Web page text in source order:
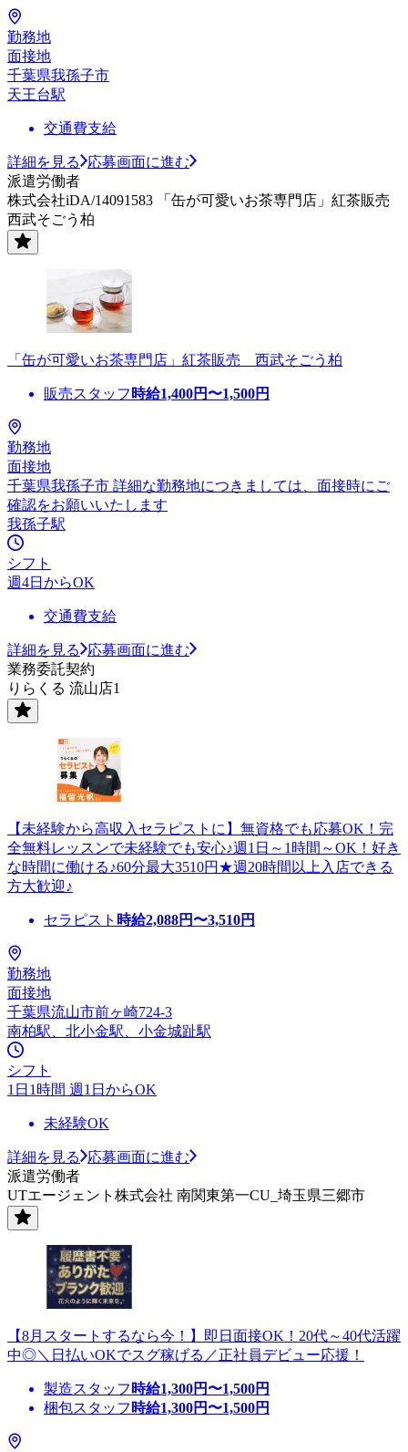
勤務地
面接地
千葉県我孫子市
天王台駅
交通費支給
詳細を見る
応募画面に進む
派遣労働者
株式会社iDA/14091583 「缶が可愛いお茶専門店」紅茶販売
西武そごう柏
「缶が可愛いお茶専門店」紅茶販売 西武そごう柏
販売スタッフ 時給1,400円〜1,500円
勤務地
面接地
千葉県我孫子市 詳細な勤務地につきましては、面接時にご
確認をお願いいたします
我孫子駅
シフト
週4日からOK
交通費支給
詳細を見る
応募画面に進む
業務委託契約
りらくる 流山店1
【未経験から高収入セラピストに】無資格でも応募OK！完
全無料レッスンで未経験でも安心♪週1日～1時間～OK！好き
な時間に働ける♪60分最大3510円★週20時間以上入店できる
方大歓迎♪
セラピスト 時給2,088円〜3,510円
勤務地
面接地
千葉県流山市前ヶ崎724-3
南柏駅、北小金駅、小金城趾駅
シフト
1日1時間 週1日からOK
未経験OK
詳細を見る
応募画面に進む
派遣労働者
UTエージェント株式会社 南関東第一CU_埼玉県三郷市
【8月スタートするなら今！】即日面接OK！20代～40代活躍
中◎＼日払いOKでスグ稼げる／正社員デビュー応援！
製造スタッフ 時給1,300円〜1,500円
梱包スタッフ 時給1,300円〜1,500円